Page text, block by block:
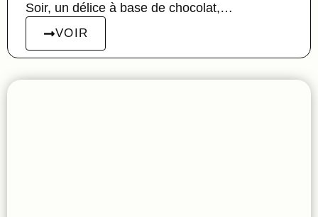
Soir, un délice à base de chocolat,…
VOIR